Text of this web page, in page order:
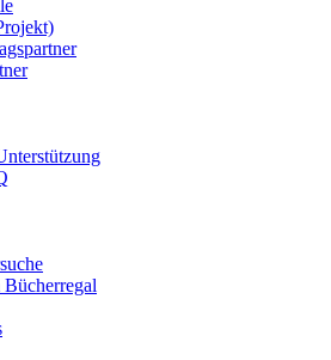
Bücherregal